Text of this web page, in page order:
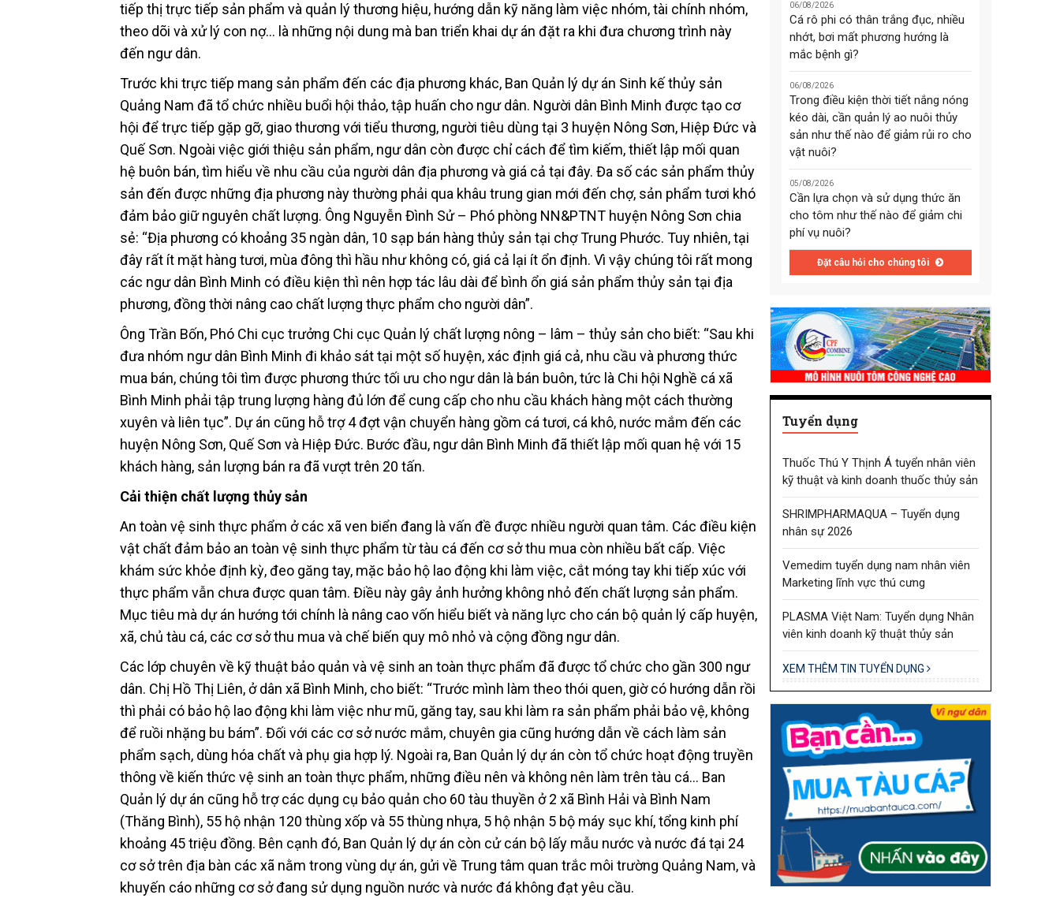
tiếp thị trực tiếp sản phẩm và quản lý thương hiệu, hướng dẫn kỹ năng làm việc nhóm, tài chính nhóm,
theo dõi và xử lý con nợ… là những nội dung mà ban triển khai dự án đặt ra khi đưa chương trình này
đến ngư dân.
Trước khi trực tiếp mang sản phẩm đến các địa phương khác, Ban Quản lý dự án Sinh kế thủy sản
Quảng Nam đã tổ chức nhiều buổi hội thảo, tập huấn cho ngư dân. Người dân Bình Minh được tạo cơ
hội để trực tiếp gặp gỡ, giao thương với tiểu thương, người tiêu dùng tại 3 huyện Nông Sơn, Hiệp Đức và
Quế Sơn. Ngoài việc giới thiệu sản phẩm, ngư dân còn được chỉ cách để tìm kiếm, thiết lập mối quan
hệ buôn bán, tìm hiểu về nhu cầu của người dân địa phương và giá cả tại đây. Đa số các sản phẩm thủy
sản đến được những địa phương này thường phải qua khâu trung gian mới đến chợ, sản phẩm tươi khó
đảm bảo giữ nguyên chất lượng. Ông Nguyễn Đình Sử – Phó phòng NN&PTNT huyện Nông Sơn chia
sẻ: “Địa phương có khoảng 35 ngàn dân, 10 sạp bán hàng thủy sản tại chợ Trung Phước. Tuy nhiên, tại
đây rất ít mặt hàng tươi, mùa đông thì hầu như không có, giá cả lại ít ổn định. Vì vậy chúng tôi rất mong
các ngư dân Bình Minh có điều kiện thì nên hợp tác lâu dài để bình ổn giá sản phẩm thủy sản tại địa
phương, đồng thời nâng cao chất lượng thực phẩm cho người dân”.
Ông Trần Bốn, Phó Chi cục trưởng Chi cục Quản lý chất lượng nông – lâm – thủy sản cho biết: “Sau khi
đưa nhóm ngư dân Bình Minh đi khảo sát tại một số huyện, xác định giá cả, nhu cầu và phương thức
mua bán, chúng tôi tìm được phương thức tối ưu cho ngư dân là bán buôn, tức là Chi hội Nghề cá xã
Bình Minh phải tập trung lượng hàng đủ lớn để cung cấp cho nhu cầu khách hàng một cách thường
xuyên và liên tục”. Dự án cũng hỗ trợ 4 đợt vận chuyển hàng gồm cá tươi, cá khô, nước mắm đến các
huyện Nông Sơn, Quế Sơn và Hiệp Đức. Bước đầu, ngư dân Bình Minh đã thiết lập mối quan hệ với 15
khách hàng, sản lượng bán ra đã vượt trên 20 tấn.
Cải thiện chất lượng thủy sản
An toàn vệ sinh thực phẩm ở các xã ven biển đang là vấn đề được nhiều người quan tâm. Các điều kiện
vật chất đảm bảo an toàn vệ sinh thực phẩm từ tàu cá đến cơ sở thu mua còn nhiều bất cấp. Việc
khám sức khỏe định kỳ, đeo găng tay, mặc bảo hộ lao động khi làm việc, cắt móng tay khi tiếp xúc với
thực phẩm vẫn chưa được quan tâm. Điều này gây ảnh hưởng không nhỏ đến chất lượng sản phẩm.
Mục tiêu mà dự án hướng tới chính là nâng cao vốn hiểu biết và năng lực cho cán bộ quản lý cấp huyện,
xã, chủ tàu cá, các cơ sở thu mua và chế biến quy mô nhỏ và cộng đồng ngư dân.
Các lớp chuyên về kỹ thuật bảo quản và vệ sinh an toàn thực phẩm đã được tổ chức cho gần 300 ngư
dân. Chị Hồ Thị Liên, ở dân xã Bình Minh, cho biết: “Trước mình làm theo thói quen, giờ có hướng dẫn rồi
thì phải có bảo hộ lao động khi làm việc như mũ, găng tay, sau khi làm ra sản phẩm phải bảo vệ, không
để ruồi nhặng bu bám”. Đối với các cơ sở nước mắm, chuyên gia cũng hướng dẫn về cách làm sản
phẩm sạch, dùng hóa chất và phụ gia hợp lý. Ngoài ra, Ban Quản lý dự án còn tổ chức hoạt động truyền
thông về kiến thức vệ sinh an toàn thực phẩm, những điều nên và không nên làm trên tàu cá… Ban
Quản lý dự án cũng hỗ trợ các dụng cụ bảo quản cho 60 tàu thuyền ở 2 xã Bình Hải và Bình Nam
(Thăng Bình), 55 hộ nhận 120 thùng xốp và 55 thùng nhựa, 5 hộ nhận 5 bộ máy sục khí, tổng kinh phí
khoảng 45 triệu đồng. Bên cạnh đó, Ban Quản lý dự án còn cử cán bộ lấy mẫu nước và nước đá tại 24
cơ sở trên địa bàn các xã nằm trong vùng dự án, gửi về Trung tâm quan trắc môi trường Quảng Nam, và
khuyến cáo những cơ sở đang sử dụng nguồn nước và nước đá không đạt yêu cầu.
06/08/2026
Cá rô phi có thân trắng đục, nhiều
nhớt, bơi mất phương hướng là
mắc bệnh gì?
06/08/2026
Trong điều kiện thời tiết nắng nóng
kéo dài, cần quản lý ao nuôi thủy
sản như thế nào để giảm rủi ro cho
vật nuôi?
05/08/2026
Cần lựa chọn và sử dụng thức ăn
cho tôm như thế nào để giảm chi
phí vụ nuôi?
Đặt câu hỏi cho chúng tôi
Tuyển dụng
Thuốc Thú Y Thịnh Á tuyển nhân viên
kỹ thuật và kinh doanh thuốc thủy sản
SHRIMPHARMAQUA – Tuyển dụng
nhân sự 2026
Vemedim tuyển dụng nam nhân viên
Marketing lĩnh vực thú cưng
PLASMA Việt Nam: Tuyển dụng Nhân
viên kinh doanh kỹ thuật thủy sản
XEM THÊM TIN TUYỂN DỤNG